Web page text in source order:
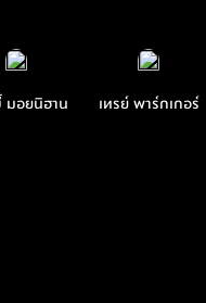
มอยนิฮาน เทรย์ พาร์กเกอร์